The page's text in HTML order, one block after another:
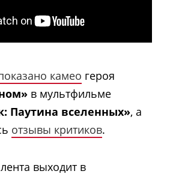
камео героя
в мультфильме
Паутина вселенных», а
отзывы критиков.
выходит в